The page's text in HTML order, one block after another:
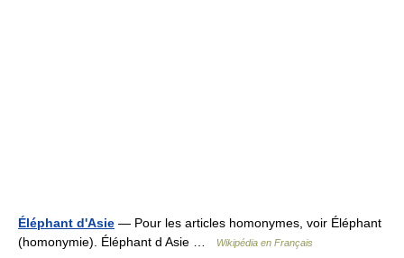
Éléphant d'Asie — Pour les articles homonymes, voir Éléphant
(homonymie). Éléphant d Asie …
Wikipédia en Français